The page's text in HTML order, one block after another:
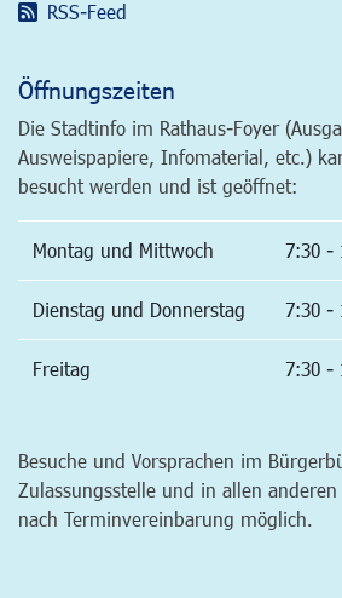
RSS-Feed
Öffnungszeiten
Die Stadtinfo im Rathaus-Foyer
Ausweispapiere, Infomaterial, etc.)
besucht werden und ist geöffnet:
Montag und Mittwoch 7:30 -
Dienstag und Donnerstag 7:30 -
Freitag 7:30 -
Besuche und Vorsprachen im
Zulassungsstelle und in allen
nach Terminvereinbarung möglich.